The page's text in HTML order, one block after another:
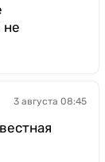
не
3 августа 08:45